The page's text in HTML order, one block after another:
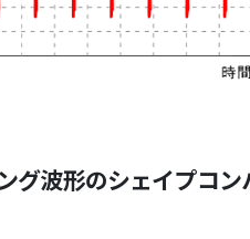
グ波形のシェイプコ